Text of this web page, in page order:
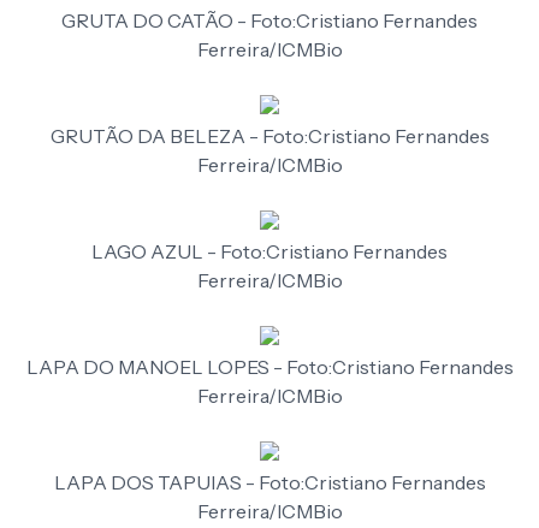
GRUTA DO CATÃO - Foto:Cristiano Fernandes
Ferreira/ICMBio
GRUTÃO DA BELEZA - Foto:Cristiano Fernandes
Ferreira/ICMBio
LAGO AZUL - Foto:Cristiano Fernandes
Ferreira/ICMBio
LAPA DO MANOEL LOPES - Foto:Cristiano Fernandes
Ferreira/ICMBio
LAPA DOS TAPUIAS - Foto:Cristiano Fernandes
Ferreira/ICMBio